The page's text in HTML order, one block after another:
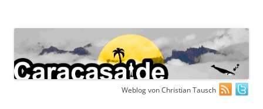
Weblog von Christian Tausch